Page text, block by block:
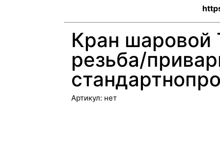
Кран шаровой
резьба/
Артикул: нет